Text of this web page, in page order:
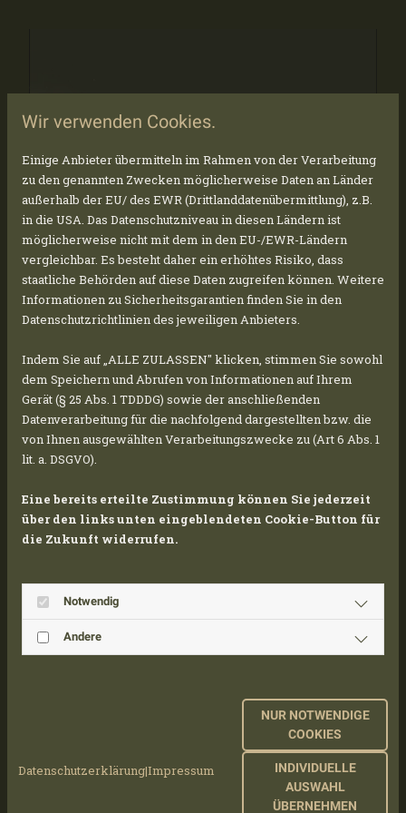
AUSSCHNITT AUS UNSEREM
PORTFOLIO:
test
Wir verwenden Cookies.
Einige Anbieter übermitteln im Rahmen von der Verarbeitung
zu den genannten Zwecken möglicherweise Daten an Länder
außerhalb der EU/ des EWR (Drittlanddatenübermittlung), z.B.
in die USA. Das Datenschutzniveau in diesen Ländern ist
möglicherweise nicht mit dem in den EU-/EWR-Ländern
vergleichbar. Es besteht daher ein erhöhtes Risiko, dass
staatliche Behörden auf diese Daten zugreifen können. Weitere
Informationen zu Sicherheitsgarantien finden Sie in den
Datenschutzrichtlinien des jeweiligen Anbieters.
Indem Sie auf „ALLE ZULASSEN" klicken, stimmen Sie sowohl
dem Speichern und Abrufen von Informationen auf Ihrem
Gerät (§ 25 Abs. 1 TDDDG) sowie der anschließenden
Datenverarbeitung für die nachfolgend dargestellten bzw. die
von Ihnen ausgewählten Verarbeitungszwecke zu (Art 6 Abs. 1
lit. a. DSGVO).
Eine bereits erteilte Zustimmung können Sie jederzeit
über den links unten eingeblendeten Cookie-Button für
die Zukunft widerrufen.
Notwendig
Andere
Datenschutzerklärung|Impressum
NUR NOTWENDIGE
COOKIES
INDIVIDUELLE
AUSWAHL
ÜBERNEHMEN